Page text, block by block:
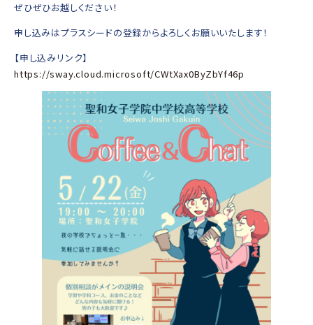
ぜひぜひお越しください！
申し込みはプラスシードの登録からよろしくお願いいたします！
【申し込みリンク】
https://sway.cloud.microsoft/CWtXax0ByZbYf46p